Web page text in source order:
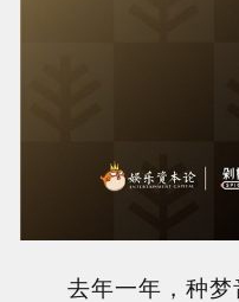
去年一年，种